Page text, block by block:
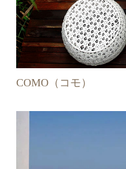
COMO（コモ）